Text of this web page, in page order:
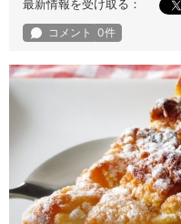
最新情報を受け取る：